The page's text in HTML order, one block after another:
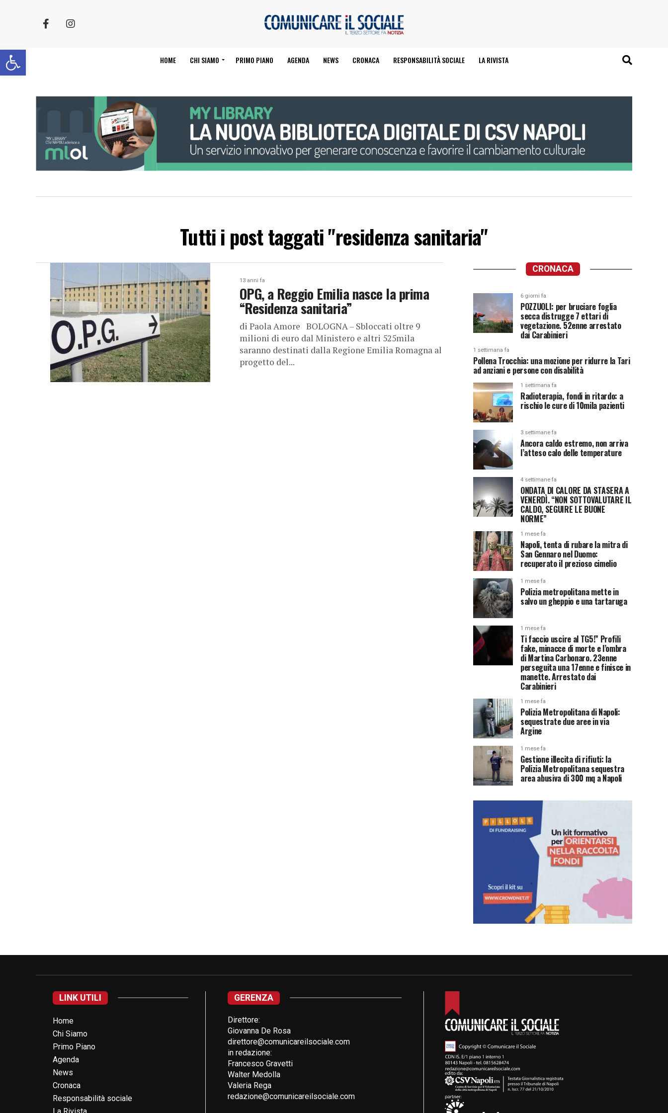
Apri la barra degli strumenti HOME CHI SIAMO PRIMO PIANO AGENDA NEWS CRONACA RESPONSABILITÀ SOCIALE LA RIVISTA
Tutti i post taggati "residenza sanitaria"
13 anni fa
OPG, a Reggio Emilia nasce la prima
“Residenza sanitaria”
di Paola Amore BOLOGNA – Sbloccati oltre 9
milioni di euro dal Ministero e altri 525mila
saranno destinati dalla Regione Emilia Romagna al
progetto del...
CRONACA
6 giorni fa
POZZUOLI: per bruciare foglia
secca distrugge 7 ettari di
vegetazione. 52enne arrestato
dai Carabinieri
1 settimana fa
Pollena Trocchia: una mozione per ridurre la Tari
ad anziani e persone con disabilità
1 settimana fa
Radioterapia, fondi in ritardo: a
rischio le cure di 10mila pazienti
3 settimane fa
Ancora caldo estremo, non arriva
l’atteso calo delle temperature
4 settimane fa
ONDATA DI CALORE DA STASERA A
VENERDÌ. “NON SOTTOVALUTARE IL
CALDO, SEGUIRE LE BUONE
NORME”
1 mese fa
Napoli, tenta di rubare la mitra di
San Gennaro nel Duomo:
recuperato il prezioso cimelio
1 mese fa
Polizia metropolitana mette in
salvo un gheppio e una tartaruga
1 mese fa
Ti faccio uscire al TG5!” Profili
fake, minacce di morte e l’ombra
di Martina Carbonaro. 23enne
perseguita una 17enne e finisce in
manette. Arrestato dai
Carabinieri
1 mese fa
Polizia Metropolitana di Napoli:
sequestrate due aree in via
Argine
1 mese fa
Gestione illecita di rifiuti: la
Polizia Metropolitana sequestra
area abusiva di 300 mq a Napoli
LINK UTILI
Home
Chi Siamo
Primo Piano
Agenda
News
Cronaca
Responsabilità sociale
GERENZA
Direttore:
Giovanna De Rosa
direttore@comunicareilsociale.com
in redazione:
Francesco Gravetti
Walter Medolla
Valeria Rega
redazione@comunicareilsociale.com